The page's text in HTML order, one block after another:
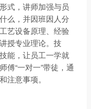
式，讲师加强与员
么，并因班因人分
艺设备原理、经验
授专业理论。技
能，让员工一学就
傅“一对一”带徒，通
注意事项。